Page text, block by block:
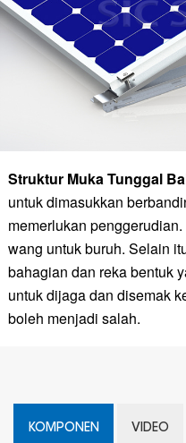
Struktur Muka Tunggal
untuk dimasukkan
memerlukan
wang untuk buruh. Selain
bahagian dan reka bentuk
untuk dijaga dan disemak
boleh menjadi salah.
KOMPONEN VIDEO